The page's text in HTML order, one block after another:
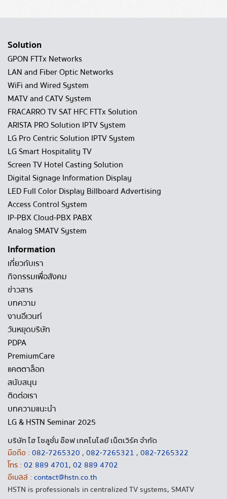
Solution
GPON FTTx Networks
LAN and Fiber Optic Networks
WiFi and Wired System
MATV and CATV System
FRACARRO TV SAT HFC FTTx Solution
ARISTA PRO Solution IPTV System
LG Pro Centric Solution IPTV System
LG Smart Hospitality TV
Screen TV Hotel Casting Solution
Digital Signage Information Display
LED Full Color Display Billboard Advertising
Access Control System
IP-PBX Cloud-PBX PABX
Analog SMATV System
Information
เกี่ยวกับเรา
กิจกรรมเพื่อสังคม
ข่าวสาร
บทความ
งานอีเวนท์
วันหยุดบริษัท
PDPA
PremiumCare
แคตตาล็อก
สนับสนุน
ติดต่อเรา
บทความแนะนำ
LG & HSTN Seminar 2025
บริษัท ไฮ โซลูชั่น อ๊อฟ เทคโนโลยี เน็ตเวิร์ค จำกัด
มือถือ : 082-7265320 , 082-7265321 , 082-7265322
โทร : 02 889 4701, 02 889 4702
อีเมลล์ : contact@hstn.co.th
HSTN is professionals in centralized TV systems, SMATV